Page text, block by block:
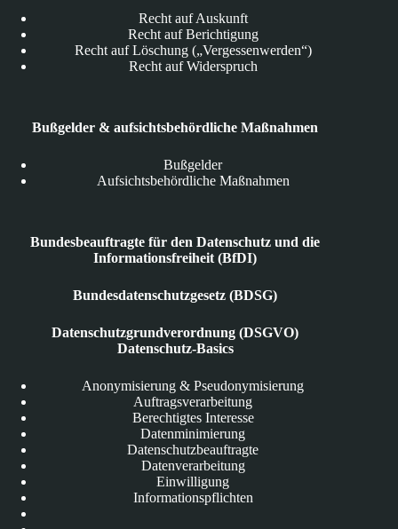
Recht auf Auskunft
Recht auf Berichtigung
Recht auf Löschung („Vergessenwerden“)
Recht auf Widerspruch
Bußgelder & aufsichtsbehördliche Maßnahmen
Bußgelder
Aufsichtsbehördliche Maßnahmen
Bundesbeauftragte für den Datenschutz und die
Informationsfreiheit (BfDI)
Bundesdatenschutzgesetz (BDSG)
Datenschutzgrundverordnung (DSGVO)
Datenschutz-Basics
Anonymisierung & Pseudonymisierung
Auftragsverarbeitung
Berechtigtes Interesse
Datenminimierung
Datenschutzbeauftragte
Datenverarbeitung
Einwilligung
Informationspflichten